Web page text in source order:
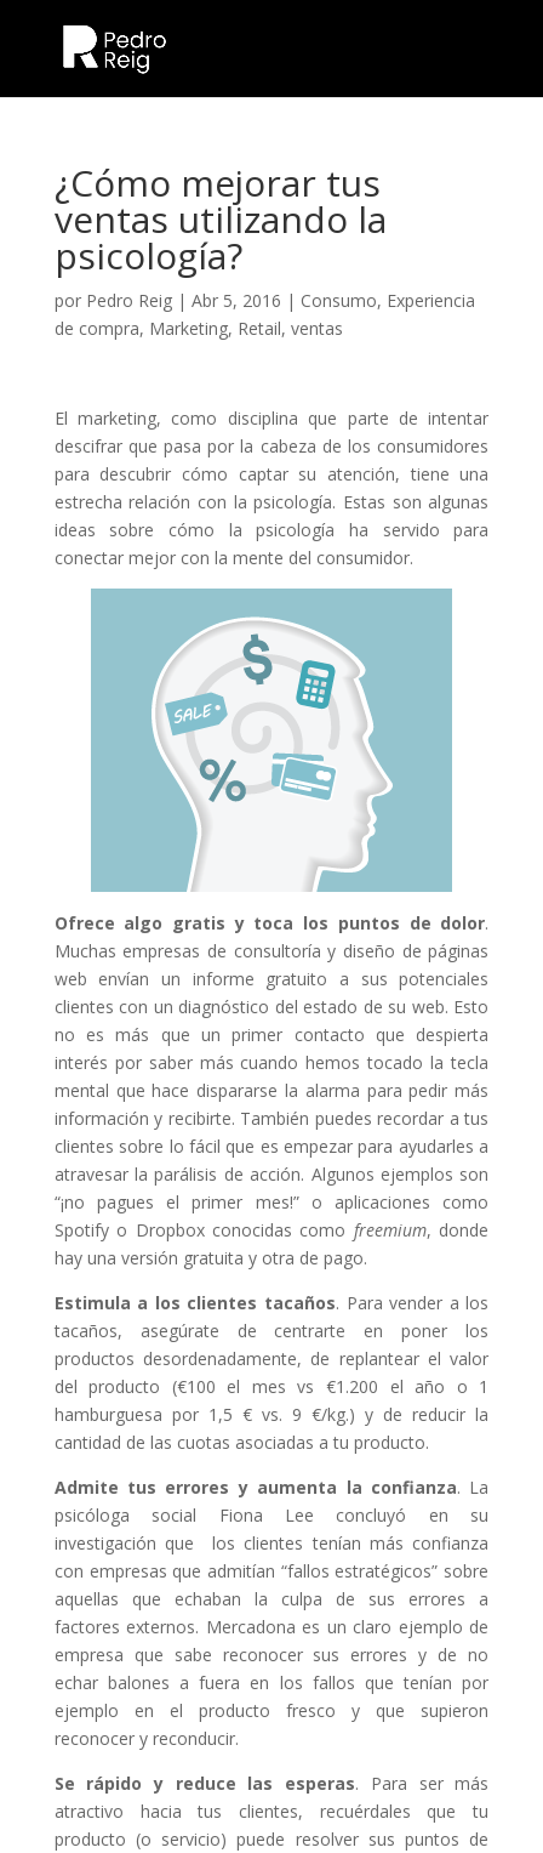
¿Cómo mejorar tus
ventas utilizando la
psicología?
por Pedro Reig| Abr 5, 2016 | Consumo, Experiencia
de compra, Marketing, Retail, ventas
El marketing, como disciplina que parte de intentar
descifrar que pasa por la cabeza de los consumidores
para descubrir cómo captar su atención, tiene una
estrecha relación con la psicología. Estas son algunas
ideas sobre cómo la psicología ha servido para
conectar mejor con la mente del consumidor.
Ofrece algo gratis y toca los puntos de dolor.
Muchas empresas de consultoría y diseño de páginas
web envían un informe gratuito a sus potenciales
clientes con un diagnóstico del estado de su web. Esto
no es más que un primer contacto que despierta
interés por saber más cuando hemos tocado la tecla
mental que hace dispararse la alarma para pedir más
información y recibirte. También puedes recordar a tus
clientes sobre lo fácil que es empezar para ayudarles a
atravesar la parálisis de acción. Algunos ejemplos son
“¡no pagues el primer mes!” o aplicaciones como
Spotify o Dropbox conocidas como freemium, donde
hay una versión gratuita y otra de pago.
Estimula a los clientes tacaños. Para vender a los
tacaños, asegúrate de centrarte en poner los
productos desordenadamente, de replantear el valor
del producto (€100 el mes vs €1.200 el año o 1
hamburguesa por 1,5 € vs. 9 €/kg.) y de reducir la
cantidad de las cuotas asociadas a tu producto.
Admite tus errores y aumenta la confianza. La
psicóloga social Fiona Lee concluyó en su
investigación que los clientes tenían más confianza
con empresas que admitían “fallos estratégicos” sobre
aquellas que echaban la culpa de sus errores a
factores externos. Mercadona es un claro ejemplo de
empresa que sabe reconocer sus errores y de no
echar balones a fuera en los fallos que tenían por
ejemplo en el producto fresco y que supieron
reconocer y reconducir.
Se rápido y reduce las esperas. Para ser más
atractivo hacia tus clientes, recuérdales que tu
producto (o servicio) puede resolver sus puntos de